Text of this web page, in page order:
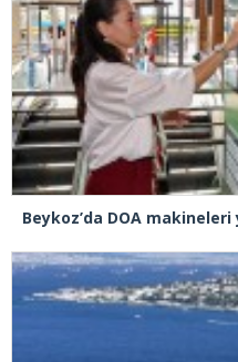
Beykoz’da DOA makineleri